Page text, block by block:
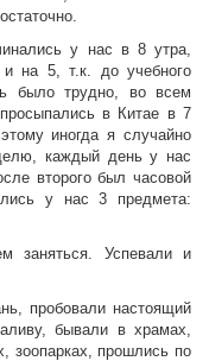
у нас в 8 утра,
на 5, т.к. до учебного
было трудно, во всем
в Китае в 7
иногда я случайно
каждый день у нас
второго был часовой
у нас 3 предмета:
заняться. Успевали и
пробовали настоящий
бывали в храмах,
зоопарках, прошлись по